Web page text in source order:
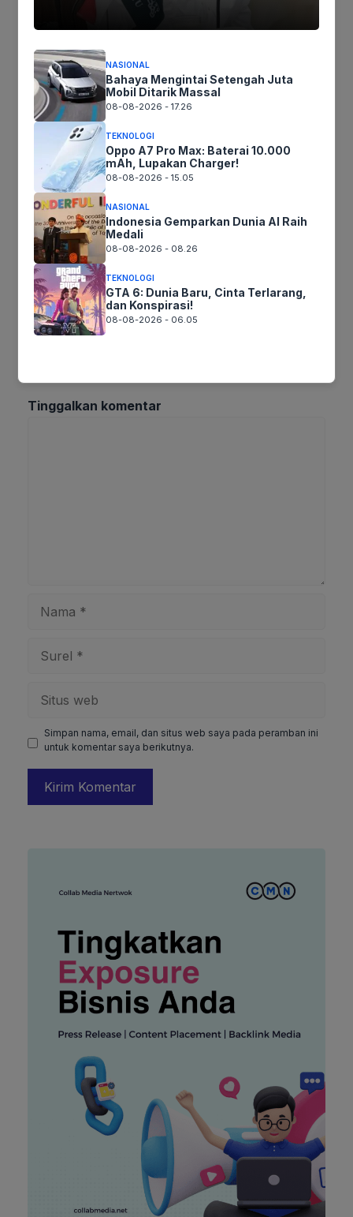
Dengan daya tahan baterai yang lebih lama, iQOO
15 menjanjikan pengalaman pengguna yang lebih
menarik bagi mereka yang membutuhkan
smartphone dengan daya tahan baterai yang luar
biasa.
Jika keberatan atau harus diedit baik
Artikel maupun foto Silahkan
Terima Kasih
Tags:
Ikuti kami :
Tinggalkan komentar
Simpan nama, email, dan situs web saya pada peramban ini
untuk komentar saya berikutnya.
NASIONAL
Bahaya Mengintai Setengah Juta
Mobil Ditarik Massal
08-08-2026 - 17.26
TEKNOLOGI
Oppo A7 Pro Max: Baterai 10.000
mAh, Lupakan Charger!
08-08-2026 - 15.05
NASIONAL
Indonesia Gemparkan Dunia AI Raih
Medali
08-08-2026 - 08.26
TEKNOLOGI
GTA 6: Dunia Baru, Cinta Terlarang,
dan Konspirasi!
08-08-2026 - 06.05